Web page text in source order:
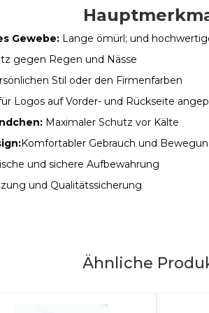
Gewebe: Lange ömürl; und
gegen Regen und Nässe
Stil oder den Firmenfarben
Logos auf Vorder- und Rückseite
Maximaler Schutz vor Kälte
Komfortabler Gebrauch und
und sichere Aufbewahrung
und Qualitätssicherung
Ähnliche